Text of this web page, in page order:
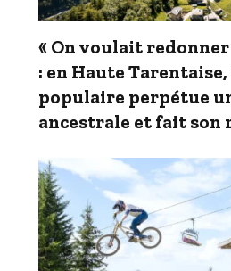
« On voulait
: en Haute
populaire perpétue
ancestrale et fait son